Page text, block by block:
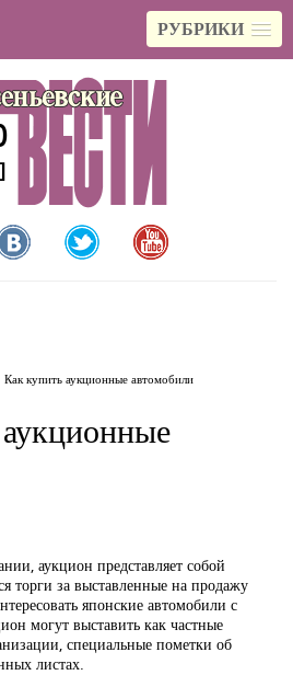
РУБРИКИ
Как купить аукционные автомобили
аукцион представляет собой
торги за выставленные на продажу
японские автомобили с
могут выставить как частные
специальные пометки об
листах.